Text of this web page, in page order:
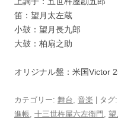
笛：望月太左蔵
小鼓：望月長九郎
大鼓：柏扇之助
オリジナル盤：米国Victor
カテゴリー: 舞台, 音楽 | タグ:
進帳, 十三世杵屋六左衛門 , 望